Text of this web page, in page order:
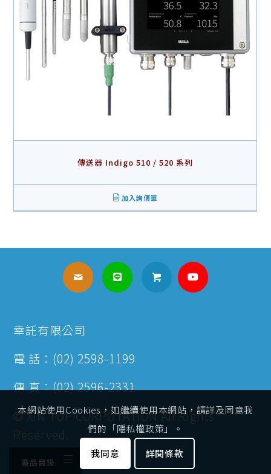
產品目錄
傳送器 Indigo 510 / 520 系列
加入詢價單
幸託有限公司
電 話：(02) 2598-1199
傳 真：(02) 2596-2331
© XIN TOP CORPOTATION All Rights
Reserved.
本網站使用Cookies，如繼續使用本網站，請詳及同意我
們的「隱私權政策」。
我同意
詳閱條款